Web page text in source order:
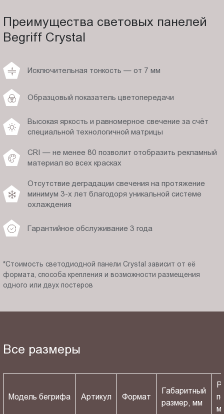
Преимущества световых панелей
Begriff Crystal
Исключительная тонкость — от 7 мм
Образцовый показатель цветопередачи
Высокая яркость и равномерное свечение за счёт
специальной технологичной матрицы
CRI — не менее 80 позволит отобразить рекламный
материал во всех красках
Отсутствие деградации свечения на протяжение
минимум 3-х лет благодоря уникальной системе
охлаждения
Гарантийное обслуживание 3 года
*Стоимость светодиодной панели Crystal зависит от её
формата, способа крепления и возможности размещения
одного или двух постеров
Все размеры
Модель бегрифа Артикул Формат
Габаритный
размер, мм